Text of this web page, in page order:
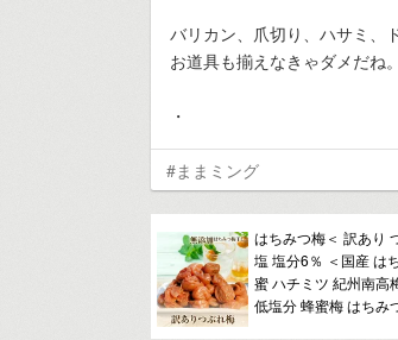
バリカン、爪切り、ハサミ、
お道具も揃えなきゃダメだね。
・
#ままミング
はちみつ梅＜ 訳あり
塩 塩分6％ ＜国産 は
蜜 ハチミツ 紀州南高
低塩分 蜂蜜梅 はちみ